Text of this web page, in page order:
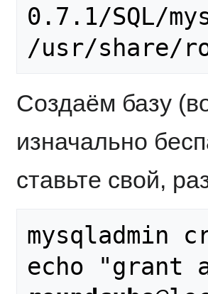
0.7.1/SQL/
Создаём базу
изначально
ставьте свой,
mysqladmin